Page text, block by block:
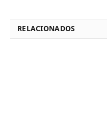
RELACIONADOS